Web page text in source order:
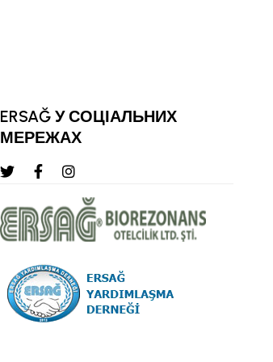
ERSAĞ У СОЦІАЛЬНИХ
МЕРЕЖАХ